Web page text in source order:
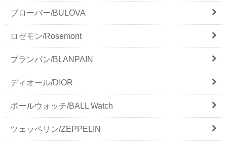
ブローバー/BULOVA
ロゼモン/Rosemont
ブランパン/BLANPAIN
ディオール/DIOR
ボールウォッチ/BALL Watch
ツェッペリン/ZEPPELIN